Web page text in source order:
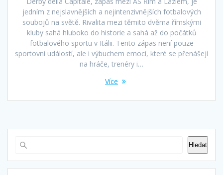
jedním z nejslavnějších a nejintenzivnějších fotbalových
soubojů na světě. Rivalita mezi těmito dvěma římskými
kluby sahá hluboko do historie a sahá až do počátků
fotbalového sportu v Itálii. Tento zápas není pouze
sportovní událostí, ale i výbuchem emocí, které se přenášejí
na hráče, trenéry i…
Více
Hledat